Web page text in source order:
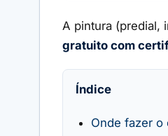
A pintura (predial,
gratuito com
Índice
Onde fazer o